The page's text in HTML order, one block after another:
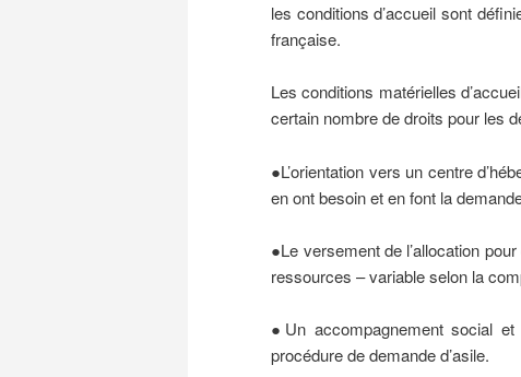
les conditions d’accueil sont
française.
Les conditions matérielles
certain nombre de droits pour les
●L’orientation vers un centre
en ont besoin et en font la
●Le versement de l’allocation
ressources – variable selon la
●Un accompagnement social
procédure de demande d’asile.